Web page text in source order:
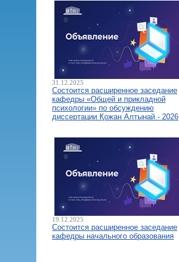
31.12.2025
Состоится расширенное заседание
кафедры «Общей и прикладной
психологии» по обсуждению
диссертации Қожан Алтынай - 2026
19.12.2025
Состоится расширенное заседание
кафедры начального образования